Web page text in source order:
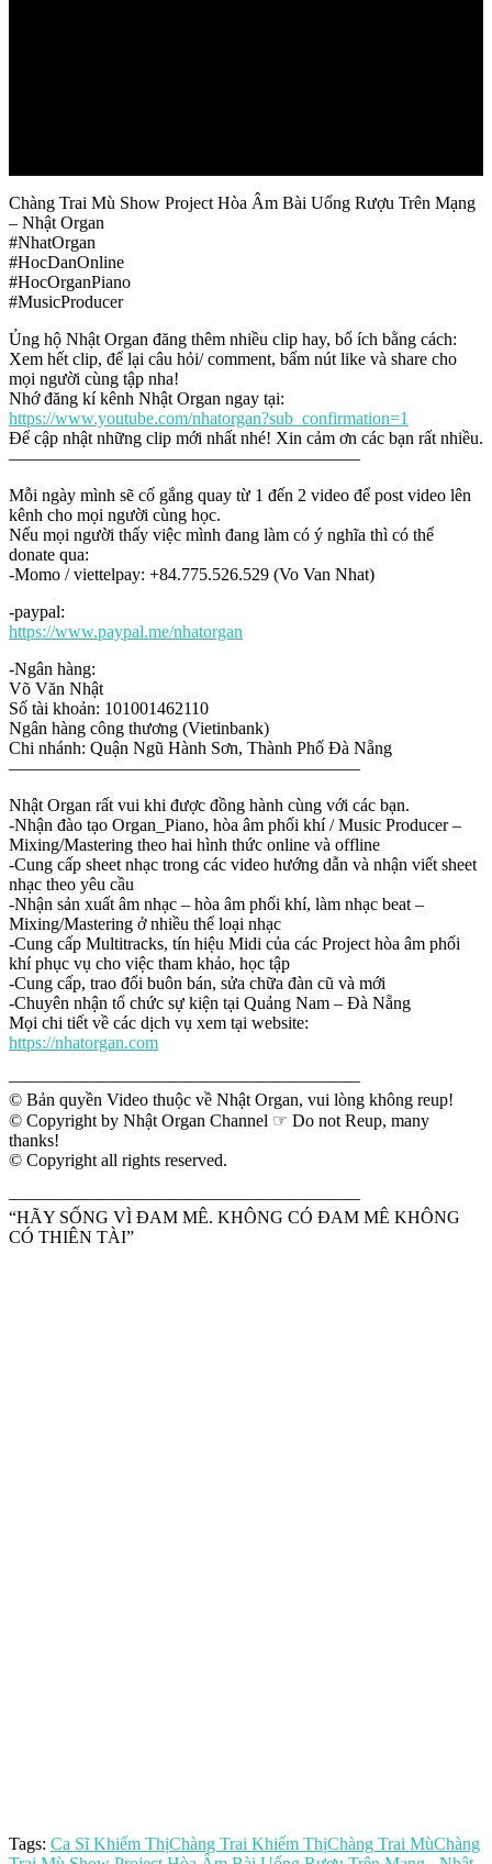
Chàng Trai Mù Show Project Hòa Âm Bài Uống Rượu Trên Mạng
– Nhật Organ
#NhatOrgan
#HocDanOnline
#HocOrganPiano
#MusicProducer
Ủng hộ Nhật Organ đăng thêm nhiều clip hay, bổ ích bằng cách:
Xem hết clip, để lại câu hỏi/ comment, bấm nút like và share cho
mọi người cùng tập nha!
Nhớ đăng kí kênh Nhật Organ ngay tại:
https://www.youtube.com/nhatorgan?sub_confirmation=1
Để cập nhật những clip mới nhất nhé! Xin cảm ơn các bạn rất nhiều.
————————————————————
Mỗi ngày mình sẽ cố gắng quay từ 1 đến 2 video để post video lên
kênh cho mọi người cùng học.
Nếu mọi người thấy việc mình đang làm có ý nghĩa thì có thể
donate qua:
-Momo / viettelpay: +84.775.526.529 (Vo Van Nhat)
-paypal:
https://www.paypal.me/nhatorgan
-Ngân hàng:
Võ Văn Nhật
Số tài khoản: 101001462110
Ngân hàng công thương (Vietinbank)
Chi nhánh: Quận Ngũ Hành Sơn, Thành Phố Đà Nẵng
————————————————————
Nhật Organ rất vui khi được đồng hành cùng với các bạn.
-Nhận đào tạo Organ_Piano, hòa âm phối khí / Music Producer –
Mixing/Mastering theo hai hình thức online và offline
-Cung cấp sheet nhạc trong các video hướng dẫn và nhận viết sheet
nhạc theo yêu cầu
-Nhận sản xuất âm nhạc – hòa âm phối khí, làm nhạc beat –
Mixing/Mastering ở nhiều thể loại nhạc
-Cung cấp Multitracks, tín hiệu Midi của các Project hòa âm phối
khí phục vụ cho việc tham khảo, học tập
-Cung cấp, trao đổi buôn bán, sửa chữa đàn cũ và mới
-Chuyên nhận tổ chức sự kiện tại Quảng Nam – Đà Nẵng
Mọi chi tiết về các dịch vụ xem tại website:
https://nhatorgan.com
————————————————————
© Bản quyền Video thuộc về Nhật Organ, vui lòng không reup!
© Copyright by Nhật Organ Channel ☞ Do not Reup, many
thanks!
© Copyright all rights reserved.
————————————————————
“HÃY SỐNG VÌ ĐAM MÊ. KHÔNG CÓ ĐAM MÊ KHÔNG
CÓ THIÊN TÀI”
Tags: Ca Sĩ Khiếm ThịChàng Trai Khiếm ThịChàng Trai MùChàng